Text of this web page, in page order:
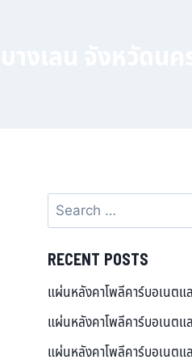
RECENT POSTS
แผ่นหลังคาโพลีคาร์บอเนต
แผ่นหลังคาโพลีคาร์บอเนต
แผ่นหลังคาโพลีคาร์บอเนต